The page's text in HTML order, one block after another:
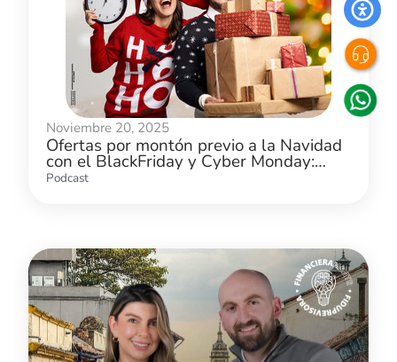
Noviembre 20, 2025
Ofertas por montón previo a la Navidad
con el BlackFriday y Cyber Monday:
¿cómo aprovecharlas?
Podcast